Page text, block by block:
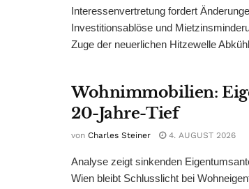
Interessenvertretung fordert
Investitionsablöse und
Zuge der neuerlichen Hitzewelle
Wohnimmobilien:
20-Jahre-Tief
von Charles Steiner 4. AUGUST 2026
Analyse zeigt sinkenden
Wien bleibt Schlusslicht bei